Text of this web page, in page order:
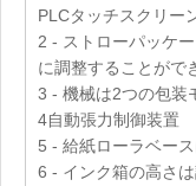
PLCタッチスクリー
2 - ストローパッケ
に調整することがで
3 - 機械は2つの包装
4自動張力制御装置
5 - 給紙ローラベー
6 - インク箱の高さは